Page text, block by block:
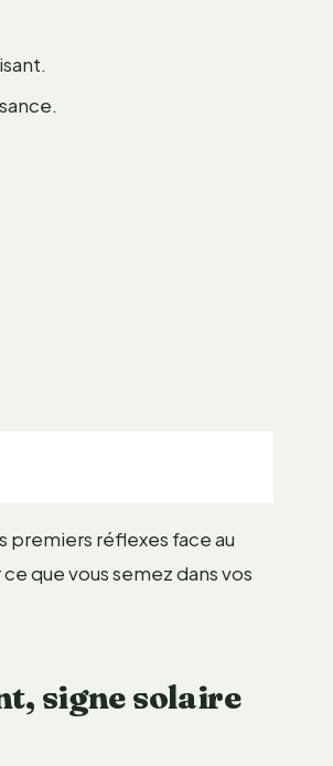
premiers réflexes face au
que vous semez dans vos
signe solaire